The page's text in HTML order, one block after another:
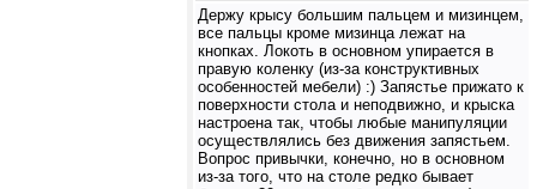
Держу крысу большим пальцем и мизинцем,
все пальцы кроме мизинца лежат на
кнопках. Локоть в основном упирается в
правую коленку (из-за конструктивных
особенностей мебели) :) Запястье прижато к
поверхности стола и неподвижно, и крыска
настроена так, чтобы любые манипуляции
осуществлялись без движения запястьем.
Вопрос привычки, конечно, но в основном
из-за того, что на столе редко бывает